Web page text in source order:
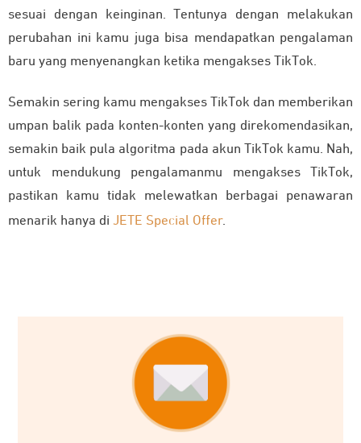
sesuai dengan keinginan. Tentunya dengan melakukan
perubahan ini kamu juga bisa mendapatkan pengalaman
baru yang menyenangkan ketika mengakses TikTok.
Semakin sering kamu mengakses TikTok dan memberikan
umpan balik pada konten-konten yang direkomendasikan,
semakin baik pula algoritma pada akun TikTok kamu. Nah,
untuk mendukung pengalamanmu mengakses TikTok,
pastikan kamu tidak melewatkan berbagai penawaran
menarik hanya di JETE Special Offer.